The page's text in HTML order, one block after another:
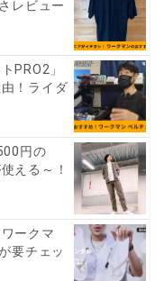
レビュー
PRO2」
！ライダ
円の
える～！
ークマ
要チェッ